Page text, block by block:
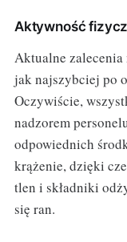
Aktywność
Aktualne
jak najszybciej po
Oczywiście,
nadzorem
odpowiednich
krążenie, dzięki
tlen i składniki
się ran.